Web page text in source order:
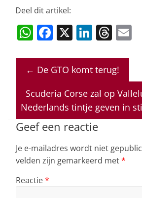
Deel dit artikel:
W
at
s
A
p
p
F
c
e
b
o
o
k
X Li
k
e
dI
n
T
re
a
d
s
l
← De GTO komt terug!
Scuderia Corse zal op
Nederlands tintje geven in
Geef een reactie
Je e-mailadres wordt niet
velden zijn gemarkeerd met*
Reactie*